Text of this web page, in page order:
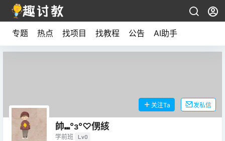
专题 热点 找项目 找教程 公告 AI助手
帥⑉°з°♡侽絯
学前班 Lv0
关注Ta 发私信